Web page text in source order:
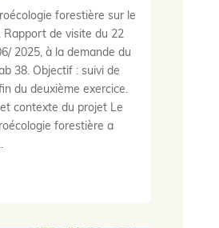
forestière sur le
Rapport de visite du 22
2025, à la demande du
38. Objectif : suivi de
du deuxième exercice.
contexte du projet Le
forestière a